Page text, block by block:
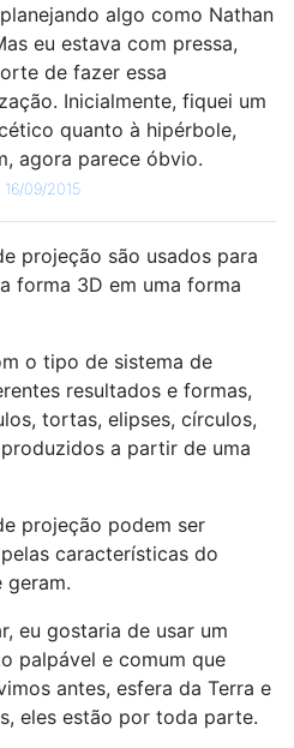
algo como Nathan
eu estava com pressa,
de fazer essa
Inicialmente, fiquei um
quanto à hipérbole,
agora parece óbvio.
16/09/2015
projeção são usados ​​para
forma 3D em uma forma
o tipo de sistema de
resultados e formas,
tortas, elipses, círculos,
a partir de uma
projeção podem ser
características do
geram.
eu gostaria de usar um
palpável e comum que
antes, esfera da Terra e
eles estão por toda parte.